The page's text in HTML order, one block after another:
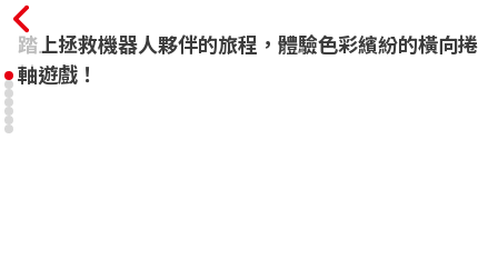
踏上拯救機器人夥伴的旅程，體驗色彩繽紛的橫向捲
軸遊戲！